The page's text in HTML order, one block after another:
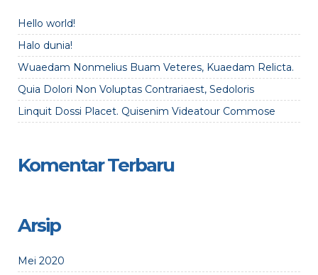
Hello world!
Halo dunia!
Wuaedam Nonmelius Buam Veteres, Kuaedam Relicta.
Quia Dolori Non Voluptas Contrariaest, Sedoloris
Linquit Dossi Placet. Quisenim Videatour Commose
Komentar Terbaru
Arsip
Mei 2020